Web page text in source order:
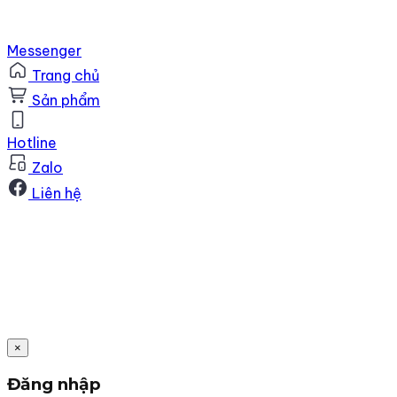
Messenger
Trang chủ
Sản phẩm
Hotline
Zalo
Liên hệ
×
Đăng nhập